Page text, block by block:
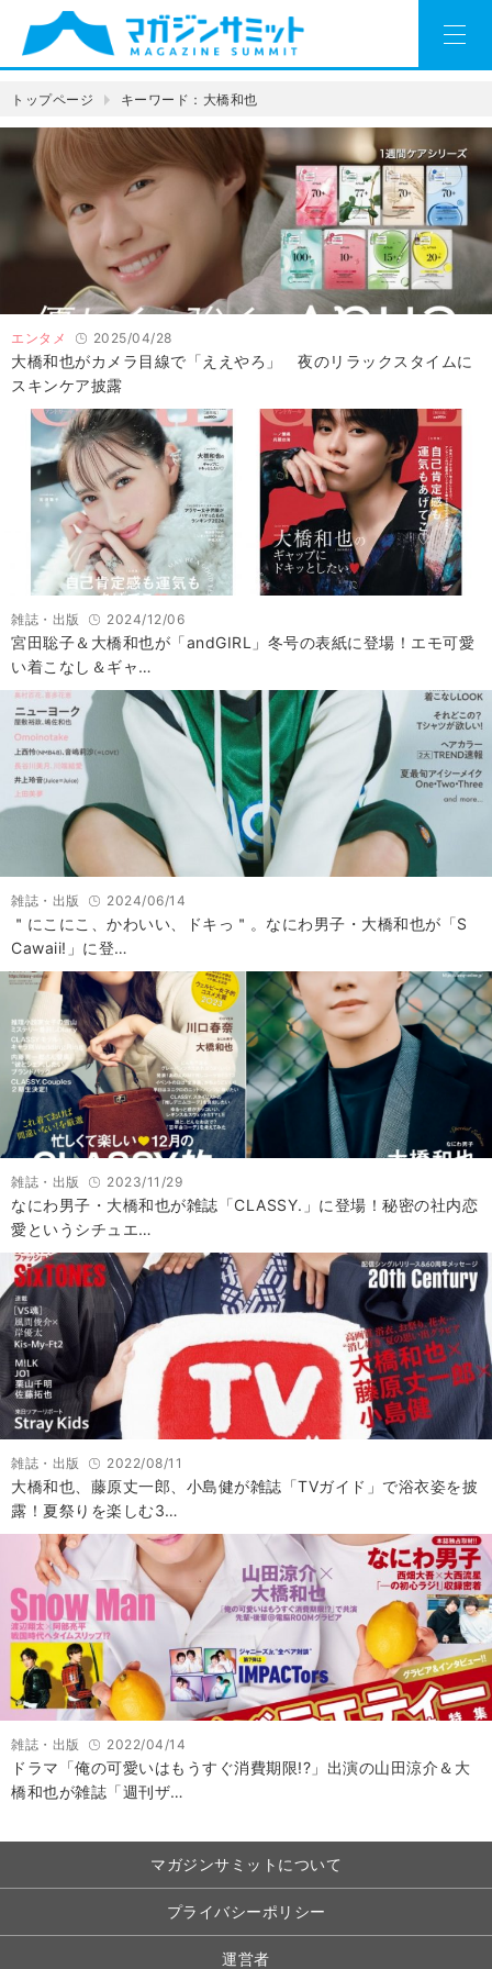
トップページ キーワード：大橋和也
エンタメ 2025/04/28
大橋和也がカメラ目線で「ええやろ」 夜のリラックスタイムに
スキンケア披露
雑誌・出版 2024/12/06
宮田聡子＆大橋和也が「andGIRL」冬号の表紙に登場！エモ可愛
い着こなし＆ギャ…
雑誌・出版 2024/06/14
＂にこにこ、かわいい、ドキっ＂。なにわ男子・大橋和也が「S
Cawaii!」に登…
雑誌・出版 2023/11/29
なにわ男子・大橋和也が雑誌「CLASSY.」に登場！秘密の社内恋
愛というシチュエ…
雑誌・出版 2022/08/11
大橋和也、藤原丈一郎、小島健が雑誌「TVガイド」で浴衣姿を披
露！夏祭りを楽しむ3…
雑誌・出版 2022/04/14
ドラマ「俺の可愛いはもうすぐ消費期限!?」出演の山田涼介＆大
橋和也が雑誌「週刊ザ…
マガジンサミットについて
プライバシーポリシー
運営者